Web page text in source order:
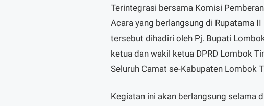
Terintegrasi bersama Komisi
Acara yang berlangsung di Rupatama
tersebut dihadiri oleh Pj. Bupati
ketua dan wakil ketua DPRD Lombok
Seluruh Camat se-Kabupaten Lombok
Kegiatan ini akan berlangsung selama